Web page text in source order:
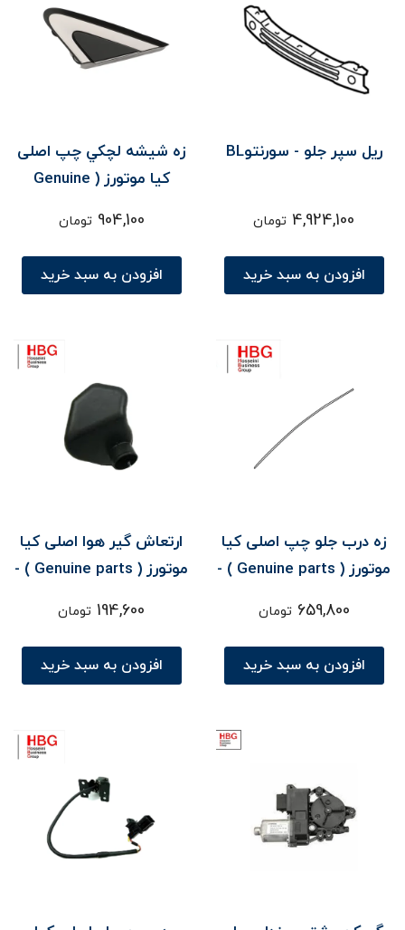
ریل سپر جلو - سورنتوBL
4,924,100 تومان
افزودن به سبد خرید
زه شيشه لچکي چپ اصلی
کیا موتورز ( Genuine
904,100 تومان
افزودن به سبد خرید
زه درب جلو چپ اصلی کیا
موتورز ( Genuine parts ) -
659,800 تومان
افزودن به سبد خرید
ارتعاش گير هوا اصلی کیا
موتورز ( Genuine parts ) -
194,600 تومان
افزودن به سبد خرید